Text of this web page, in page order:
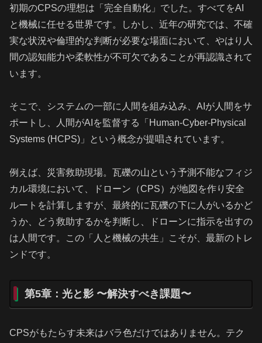
初期のCPSの理想は「完全自動化」でした。すべてをAI
と機械に任せる世界です。しかし、近年の研究では、不確
実な状況や倫理的な判断が必要な場面において、やはり人
間の認知能力や柔軟性が不可欠であることが再認識されて
います。
そこで、システムの一部に人間を組み込み、AIが人間をサ
ポートし、人間がAIを監督する「Human-Cyber-Physical
Systems (HCPS)」という概念が提唱されています。
例えば、災害救助現場。瓦礫の山という予測不能なフィジ
カル環境において、ドローン（CPS）が地図を作り安全
ルートを計算しますが、最終的に瓦礫の下に人がいるかど
うか、どう救助するかを判断し、ドローンに指示を出すの
は人間です。この「人と機械の共生」こそが、最新のトレ
ンドです。
第5章：光と影 〜解決すべき課題〜
CPSがもたらす未来はバラ色だけではありません。テク